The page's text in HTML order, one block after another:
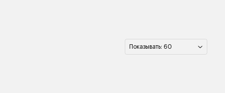
Показывать: 60